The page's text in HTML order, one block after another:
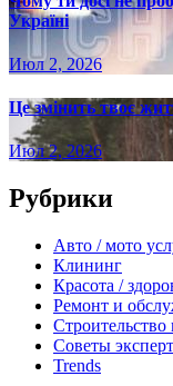
Україні
Июл 2, 2026
Це змінить твоє
Июл 2, 2026
Рубрики
Авто / мото
Клининг
Красота /
Ремонт и
Строительство
Советы
Trends